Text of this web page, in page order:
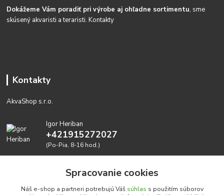
Dokážeme Vám poradiť pri výrobe aj ohľadne sortimentu, sme
skúsený akvaristi a teraristi.Kontakty
Kontakty
AkvaShop s.r.o.
Igor Heriban
+421915272027
(Po-Pia, 8-16 hod.)
Spracovanie cookies
Náš e-shop a partneri potrebujú Váš súhlas s použitím súborov